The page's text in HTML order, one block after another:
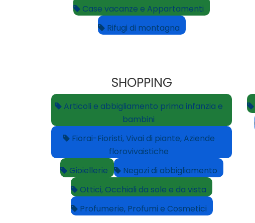
Case vacanze e Appartamenti
Rifugi di montagna
SHOPPING
Articoli e abbigliamento prima infanzia e
bambini
Fiorai-Fioristi, Vivai di piante, Aziende
florovivaistiche
Gioiellerie
Negozi di abbigliamento
Ottici, Occhiali da sole e da vista
Profumerie, Profumi e Cosmetici